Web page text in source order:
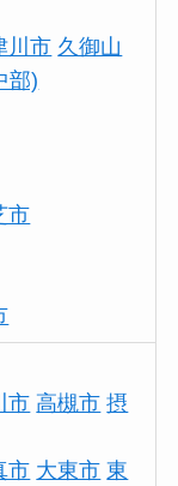
川市 久御山
部)
市
市 高槻市 摂
市 大東市 東